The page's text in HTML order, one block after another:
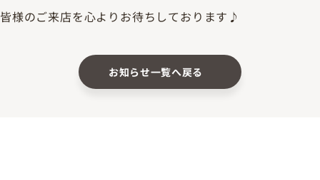
皆様のご来店を心よりお待ちしております♪
お知らせ一覧へ戻る